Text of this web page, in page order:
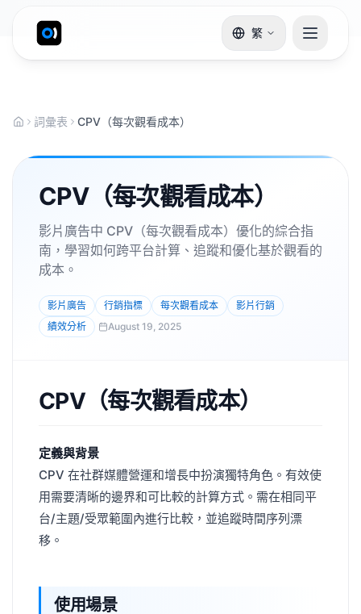
繁
詞彙表 CPV（每次觀看成本）
CPV（每次觀看成本）
影片廣告中 CPV（每次觀看成本）優化的綜合指
南，學習如何跨平台計算、追蹤和優化基於觀看的
成本。
影片廣告 行銷指標 每次觀看成本
影片行銷
績效分析
August 19, 2025
CPV（每次觀看成本）
定義與背景
CPV 在社群媒體營運和增長中扮演獨特角色。有效使
用需要清晰的邊界和可比較的計算方式。需在相同平
台/主題/受眾範圍內進行比較，並追蹤時間序列漂
移。
使用場景